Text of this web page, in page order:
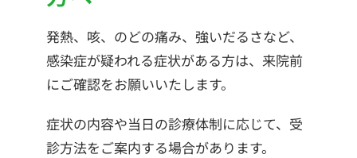
発熱、咳、のどの痛み、強いだるさなど、
感染症が疑われる症状がある方は、来院前
にご確認をお願いいたします。
症状の内容や当日の診療体制に応じて、受
診方法をご案内する場合があります。